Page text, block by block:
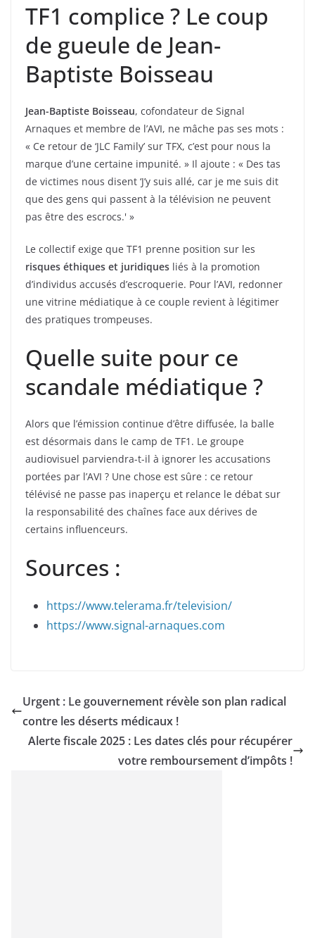
TF1 complice ? Le coup
de gueule de Jean-
Baptiste Boisseau
Jean-Baptiste Boisseau, cofondateur de Signal
Arnaques et membre de l’AVI, ne mâche pas ses mots :
« Ce retour de ‘JLC Family’ sur TFX, c’est pour nous la
marque d’une certaine impunité. » Il ajoute : « Des tas
de victimes nous disent ‘J’y suis allé, car je me suis dit
que des gens qui passent à la télévision ne peuvent
pas être des escrocs.' »
Le collectif exige que TF1 prenne position sur les
risques éthiques et juridiques liés à la promotion
d’individus accusés d’escroquerie. Pour l’AVI, redonner
une vitrine médiatique à ce couple revient à légitimer
des pratiques trompeuses.
Quelle suite pour ce
scandale médiatique ?
Alors que l’émission continue d’être diffusée, la balle
est désormais dans le camp de TF1. Le groupe
audiovisuel parviendra-t-il à ignorer les accusations
portées par l’AVI ? Une chose est sûre : ce retour
télévisé ne passe pas inaperçu et relance le débat sur
la responsabilité des chaînes face aux dérives de
certains influenceurs.
Sources :
https://www.telerama.fr/television/
https://www.signal-arnaques.com
Urgent : Le gouvernement révèle son plan radical
contre les déserts médicaux !
Alerte fiscale 2025 : Les dates clés pour récupérer
votre remboursement d’impôts !